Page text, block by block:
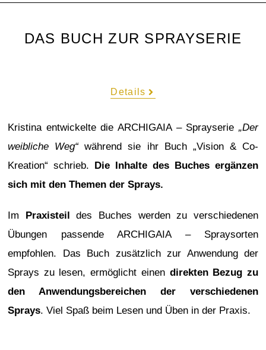
DAS BUCH ZUR SPRAYSERIE
Details
Kristina entwickelte die ARCHIGAIA – Sprayserie „Der
weibliche Weg“während sie ihr Buch „Vision & Co-
Kreation“ schrieb. Die Inhalte des Buches ergänzen
sich mit den Themen der Sprays.
Im Praxisteil des Buches werden zu verschiedenen
Übungen passende ARCHIGAIA – Spraysorten
empfohlen. Das Buch zusätzlich zur Anwendung der
Sprays zu lesen, ermöglicht einen direkten Bezug zu
den Anwendungsbereichen der verschiedenen
Sprays. Viel Spaß beim Lesen und Üben in der Praxis.